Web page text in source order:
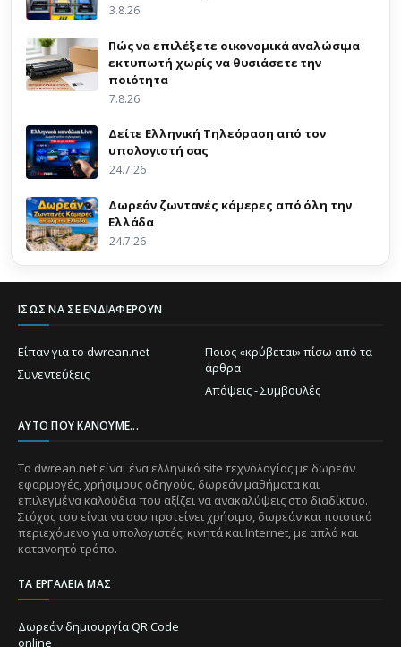
3.8.26
Πώς να επιλέξετε οικονομικά αναλώσιμα
εκτυπωτή χωρίς να θυσιάσετε την
ποιότητα
7.8.26
Δείτε Ελληνική Τηλεόραση από τον
υπολογιστή σας
24.7.26
Δωρεάν ζωντανές κάμερες από όλη την
Ελλάδα
24.7.26
ΊΣΩΣ ΝΑ ΣΕ ΕΝΔΙΑΦΈΡΟΥΝ
Είπαν για το dwrean.net
Ποιος «κρύβεται» πίσω από τα
άρθρα
Συνεντεύξεις
Απόψεις - Συμβουλές
ΑΥΤΌ ΠΟΥ ΚΆΝΟΥΜΕ...
Το dwrean.net είναι ένα ελληνικό site τεχνολογίας με δωρεάν
εφαρμογές, χρήσιμους οδηγούς, δωρεάν μαθήματα και
επιλεγμένα καλούδια που αξίζει να ανακαλύψεις στο διαδίκτυο.
Στόχος του είναι να σου προτείνει χρήσιμο, δωρεάν και ποιοτικό
περιεχόμενο για υπολογιστές, κινητά και Internet, με απλό και
κατανοητό τρόπο.
ΤΑ ΕΡΓΑΛΕΊΑ ΜΑΣ
Δωρεάν δημιουργία QR Code
online